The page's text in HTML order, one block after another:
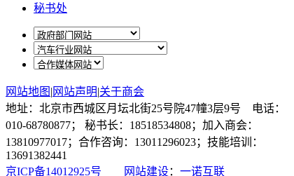
秘书处
网站地图 | 网站声明|关于商会
地址：北京市西城区月坛北街25号院47幢3层9号 电话：
010-68780877； 秘书长：18518534808；加入商会：
13810977017；合作咨询：13011296023；技能培训：
13691382441
京ICP备14012925号
网站建设： 一诺互联